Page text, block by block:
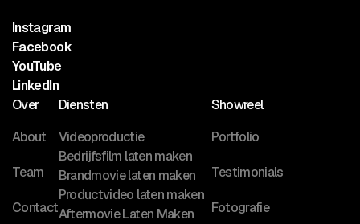
Instagram
Facebook
YouTube
LinkedIn
Over
About
Team
Contact
Diensten
Videoproductie
Bedrijfsfilm laten maken
Brandmovie laten maken
Productvideo laten maken
Aftermovie Laten Maken
Showreel
Portfolio
Testimonials
Fotografie